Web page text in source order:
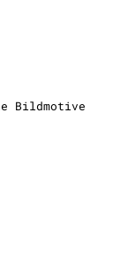
Bildmotive